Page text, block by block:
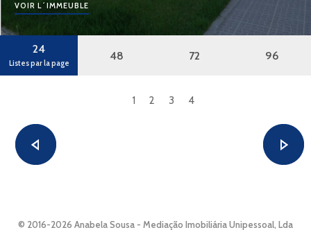
VOIR L´IMMEUBLE
24
Listes par la page
48 72 96
1 2 3 4
© 2016-2026 Anabela Sousa - Mediação Imobiliária Unipessoal, Lda